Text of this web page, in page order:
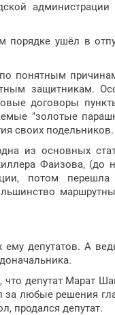
порядке ушёл в
понятным
защитникам.
договоры
"золотые
своих подельников.
из основных
Фаизова, (до
потом перешла
депутатов. А
депутат Марат
за любые решения
продался депутат.